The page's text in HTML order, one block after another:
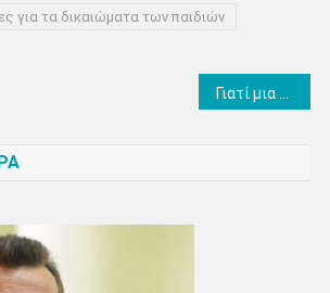
για τα δικαιώματα των παιδιών
Γιατί μια ορειβατική εξόρμηση καταλήγει να είναι θανατηφόρα;